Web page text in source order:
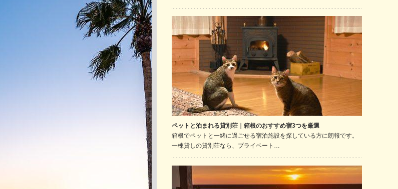
ペットと泊まれる貸別荘｜箱根のおすすめ宿3つを厳選
箱根でペットと一緒に過ごせる宿泊施設を探している方に朗報です。
一棟貸しの貸別荘なら、プライベート…